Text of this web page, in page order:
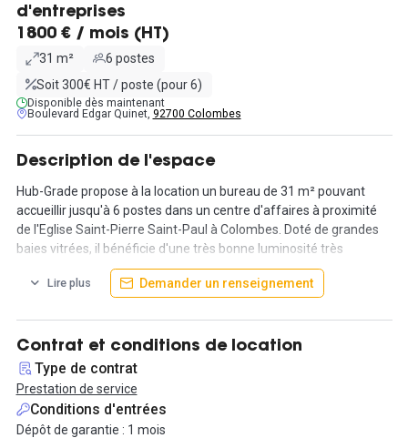
d'entreprises
1800 € / mois (HT)
31 m²
6 postes
Soit 300€ HT / poste (pour 6)
Disponible dès maintenant
Boulevard Edgar Quinet, 92700 Colombes
Description de l'espace
Hub-Grade propose à la location un bureau de 31 m² pouvant
accueillir jusqu'à 6 postes dans un centre d'affaires à proximité
de l'Eglise Saint-Pierre Saint-Paul à Colombes. Doté de grandes
baies vitrées, il bénéficie d'une très bonne luminosité très
recherchée ! L'offre est conçue clé-en-main, ce qui permet de
s'installer rapidement avec son équipe et être opérationnel tout
Le loyer est de 1350 € / mois HT, il comprend le loyer et les
différentes charges/taxes et autres services : connexion internet,
ménage, accès salle de réunion, forfait impression... Vous aurez
également accès aux espaces communs et détentes pour vous
reposer et changer d'air, tout comme la cafétéria à disposition de
Lire plus Demander un renseignement
Contrat et conditions de location
Type de contrat
Prestation de service
Conditions d'entrées
Dépôt de garantie : 1 mois